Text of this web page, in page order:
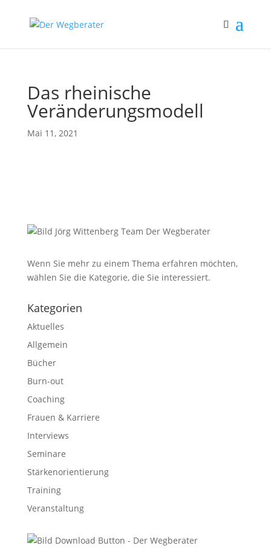
Das rheinische
Veränderungsmodell
Mai 11, 2021
Wenn Sie mehr zu einem Thema erfahren möchten,
wählen Sie die Kategorie, die Sie interessiert.
Kategorien
Aktuelles
Allgemein
Bücher
Burn-out
Coaching
Frauen & Karriere
Interviews
Seminare
Stärkenorientierung
Training
Veranstaltung